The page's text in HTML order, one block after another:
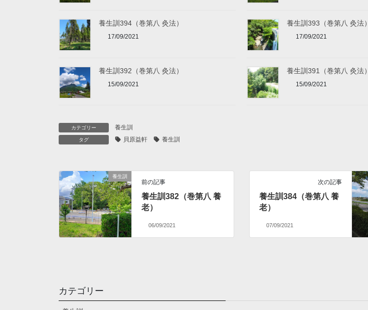
養生訓394（巻第八 灸法）
17/09/2021
養生訓393（巻第八 灸法）
17/09/2021
養生訓392（巻第八 灸法）
15/09/2021
養生訓391（巻第八 灸法）
15/09/2021
カテゴリー 養生訓
タグ 貝原益軒 養生訓
養生訓
前の記事
養生訓382（巻第八 養
老）
06/09/2021
次の記事
養生訓384（巻第八 養
老）
07/09/2021
カテゴリー